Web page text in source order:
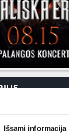
Išsami informacija